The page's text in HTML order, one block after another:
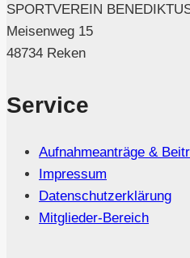
SPORTVEREIN
Meisenweg 15
48734 Reken
Service
Aufnahmeanträge &
Impressum
Datenschutzerklärung
Mitglieder-Bereich